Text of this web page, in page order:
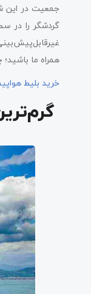
اوایل
کلام
جمعیت در این
گردشگر را در
همراه ما
خرید بلیط